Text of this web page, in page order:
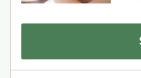
ィだ
サー
バ